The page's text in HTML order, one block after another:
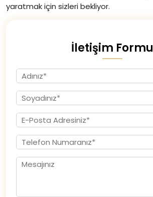
yaratmak için sizleri bekliyor.
İletişim Formu